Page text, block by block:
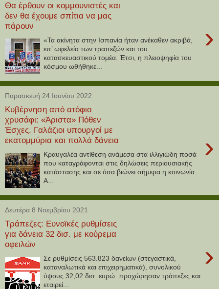
Θα έρθουν οι κομμουνιστές και
δεν θα έχουμε σπίτια να μας
πάρουν
›
«Τα ακίνητα στην Ισπανία ήταν ανέκαθεν ακριβά,
επ’ ωφελεία των τραπεζών και του
κατασκευαστικού τομέα. Έτσι, η πλειοψηφία του
κόσμου ωθήθηκε...
Παρασκευή 24 Ιουνίου 2022
Κυβέρνηση από ατόφιο
χρυσάφι: «Άριστα» Πόθεν
Έσχες. Γαλάζιοι υπουργοί με
εκατομμύρια και πολλά δάνεια
›
Κραυγαλέα αντίθεση ανάμεσα στα ιλλιγιώδη ποσά
που καταγράφονται στις δηλώσεις περιουσιακής
κατάστασης και σε όσα βιώνει σήμερα η κοινωνία.
Α...
Δευτέρα 8 Νοεμβρίου 2021
Τράπεζες: Ευνοϊκές ρυθμίσεις
για δάνεια 32 δισ. με κούρεμα
οφειλών
›
Σε ρυθμίσεις 563.823 δανείων (στεγαστικά,
καταναλωτικά και επιχειρηματικά), συνολικού
ύψους 32,02 δισ. ευρώ. προχώρησαν τράπεζες και
εταιρεί...